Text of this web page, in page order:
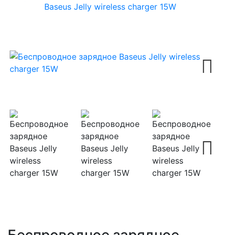
Baseus Jelly wireless charger 15W
Next